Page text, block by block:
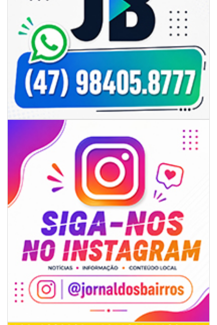
06/08/2026 | 07:00
Secretaria de Cultura retoma oficinas culturais com diversas
modalidades para a comunidade
BALNEÁRIO CAMBORIÚ
06/08/2026 | 07:00
Inscrições para a exploração da gastronomia do 14º Acampamento